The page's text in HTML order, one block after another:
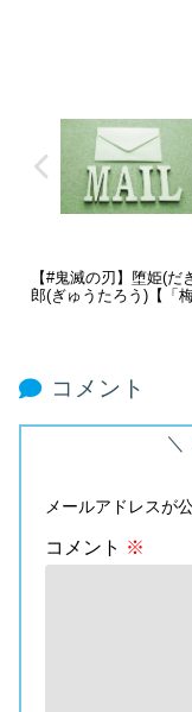
【#鬼滅の刃】堕姫(
郎(ぎゅうたろう)【「
コメント
メールアドレスが
コメント ※